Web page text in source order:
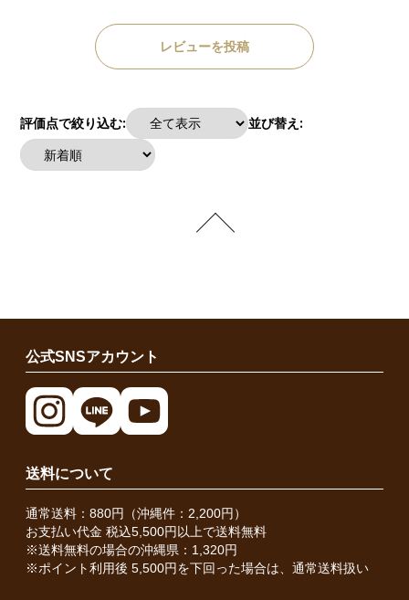
レビューを投稿
評価点で絞り込む: 並び替え:
公式SNSアカウント
送料について
通常送料：880円（沖縄件：2,200円）
お支払い代金 税込5,500円以上で送料無料
※送料無料の場合の沖縄県：1,320円
※ポイント利用後 5,500円を下回った場合は、通常送料扱い